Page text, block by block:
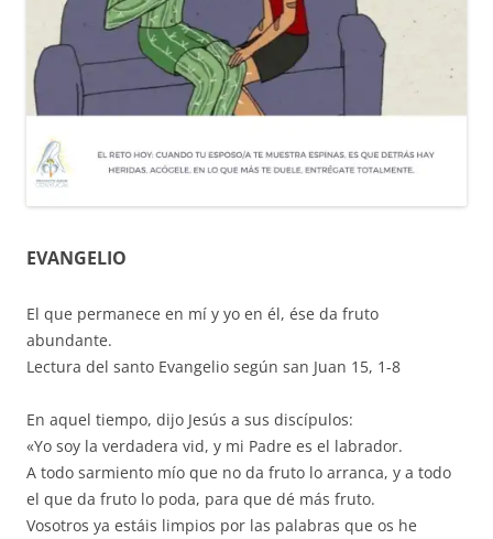
EVANGELIO
El que permanece en mí y yo en él, ése da fruto
abundante.
Lectura del santo Evangelio según san Juan 15, 1-8
En aquel tiempo, dijo Jesús a sus discípulos:
«Yo soy la verdadera vid, y mi Padre es el labrador.
A todo sarmiento mío que no da fruto lo arranca, y a todo
el que da fruto lo poda, para que dé más fruto.
Vosotros ya estáis limpios por las palabras que os he